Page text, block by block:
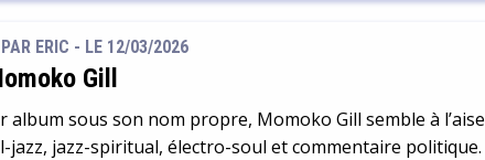
ERIC - LE 12/03/2026
Gill
album sous son nom propre, Momoko Gill semble à
jazz, jazz-spiritual, électro-soul et commentaire politique.